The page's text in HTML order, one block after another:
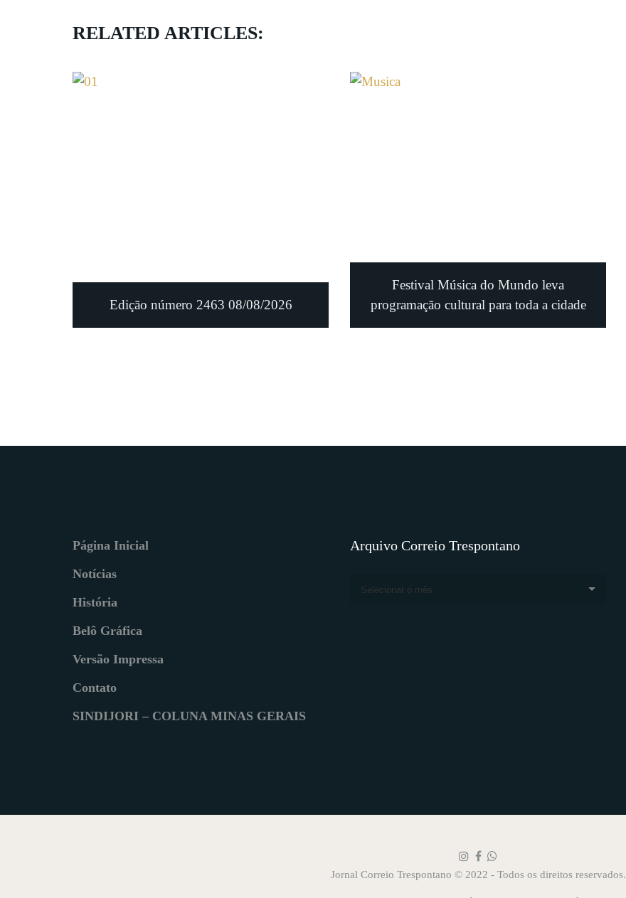
RELATED ARTICLES:
Edição número 2463 08/08/2026
Festival Música do Mundo leva
programação cultural para toda a cidade
Página Inicial
Notícias
História
Belô Gráfica
Versão Impressa
Contato
SINDIJORI – COLUNA MINAS GERAIS
Arquivo Correio Trespontano
Selecionar o mês
Jornal Correio Trespontano © 2022 - Todos os direitos reservados.